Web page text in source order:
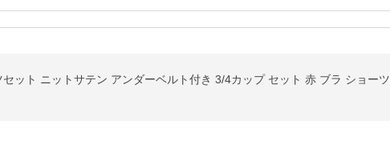
ット ニットサテン アンダーベルト付き 3/4カップ セット 赤 ブラ ショーツ